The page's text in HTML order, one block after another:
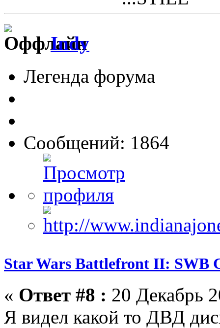
Indy
Легенда форума
Сообщений: 1864
Star Wars Battlefront II: SWB
« Ответ #8 : 20 Декабрь
Я видел какой то ДВД